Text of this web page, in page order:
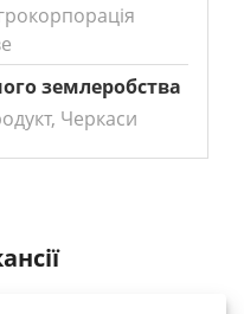
землеробства
Черкаси